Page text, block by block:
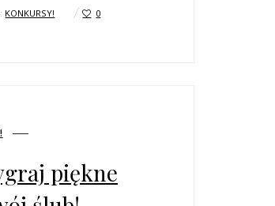
KONKURSY! 0
piękne